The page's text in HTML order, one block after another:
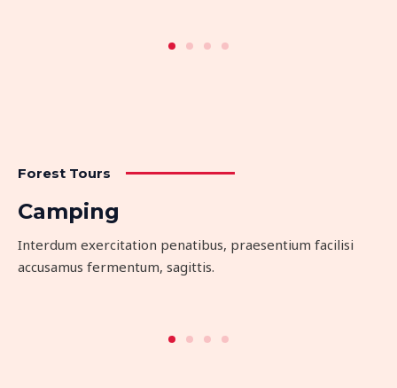
Forest Tours
Camping
Interdum exercitation penatibus, praesentium facilisi
accusamus fermentum, sagittis.